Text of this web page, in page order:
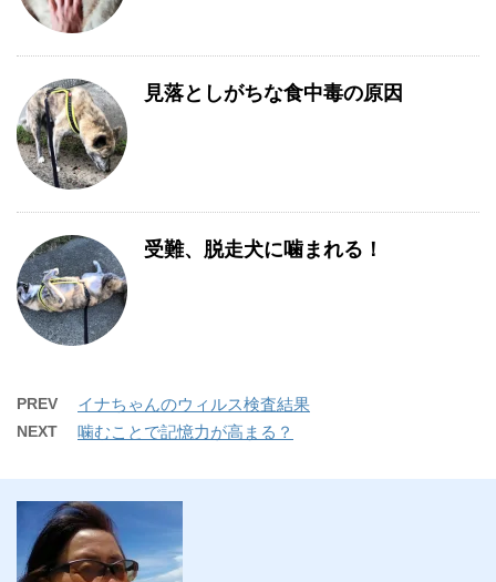
見落としがちな食中毒の原因
受難、脱走犬に噛まれる！
PREV イナちゃんのウィルス検査結果
NEXT 噛むことで記憶力が高まる？